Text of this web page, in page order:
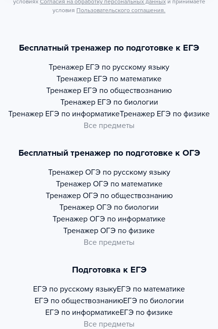
условиях Согласия на обработку персональных данных и принимаете
условия Пользовательского соглашения.
Бесплатный тренажер по подготовке к ЕГЭ
Тренажер ЕГЭ по русскому языку
Тренажер ЕГЭ по математике
Тренажер ЕГЭ по обществознанию
Тренажер ЕГЭ по биологии
Тренажер ЕГЭ по информатикеТренажер ЕГЭ по физике
Все предметы
Бесплатный тренажер по подготовке к ОГЭ
Тренажер ОГЭ по русскому языку
Тренажер ОГЭ по математике
Тренажер ОГЭ по обществознанию
Тренажер ОГЭ по биологии
Тренажер ОГЭ по информатике
Тренажер ОГЭ по физике
Все предметы
Подготовка к ЕГЭ
ЕГЭ по русскому языкуЕГЭ по математике
ЕГЭ по обществознаниюЕГЭ по биологии
ЕГЭ по информатикеЕГЭ по физике
Все предметы